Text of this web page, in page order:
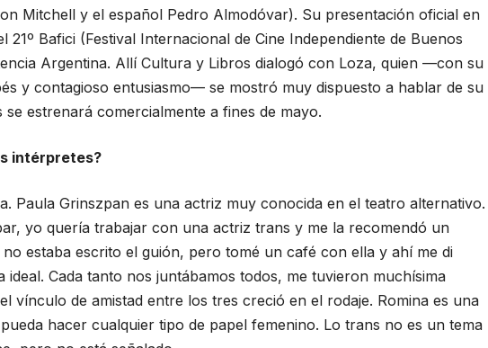
Mitchell y el español Pedro Almodóvar). Su presentación oficial en
21º Bafici (Festival Internacional de Cine Independiente de Buenos
Argentina. Allí Cultura y Libros dialogó con Loza, quien —con su
y contagioso entusiasmo— se mostró muy dispuesto a hablar de su
estrenará comercialmente a fines de mayo.
intérpretes?
Paula Grinszpan es una actriz muy conocida en el teatro alternativo.
yo quería trabajar con una actriz trans y me la recomendó un
estaba escrito el guión, pero tomé un café con ella y ahí me di
ideal. Cada tanto nos juntábamos todos, me tuvieron muchísima
vínculo de amistad entre los tres creció en el rodaje. Romina es una
hacer cualquier tipo de papel femenino. Lo trans no es un tema